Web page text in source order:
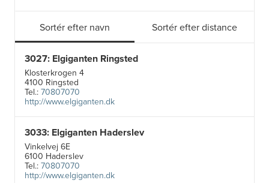
Sortér efter navn Sortér efter distance
3027: Elgiganten Ringsted
Klosterkrogen 4
4100 Ringsted
Tel.:70807070
http://www.elgiganten.dk
3033: Elgiganten Haderslev
Vinkelvej 6E
6100 Haderslev
Tel.:70807070
http://www.elgiganten.dk